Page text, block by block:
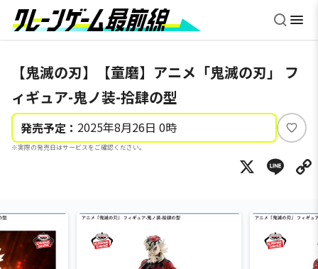
【鬼滅の刃】【童磨】アニメ「鬼滅の刃」 フ
ィギュア-鬼ノ装-拾肆の型
発売予定： 2025年8月26日 0時
※実際の発売日はサービスをご確認ください。
い
ね
X